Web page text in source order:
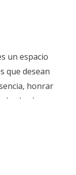
un espacio
que desean
honrar
desde el